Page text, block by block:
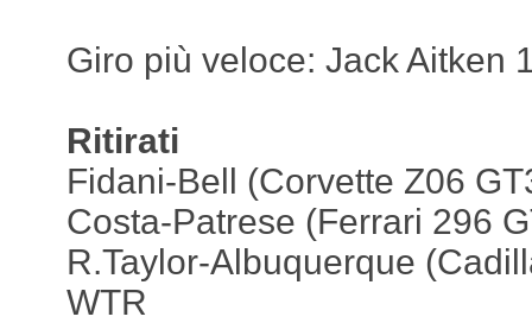
Giro più veloce: Jack Aitken
Ritirati
Fidani-Bell (Corvette Z06
Costa-Patrese (Ferrari 296
R.Taylor-Albuquerque
WTR